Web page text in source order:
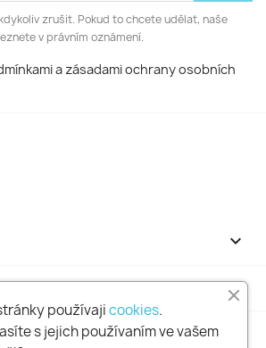
zrušit. Pokud to chcete udělat, naše
v právním oznámení.
a zásadami ochrany osobních


používajicookies.
s jejich používaním ve vašem